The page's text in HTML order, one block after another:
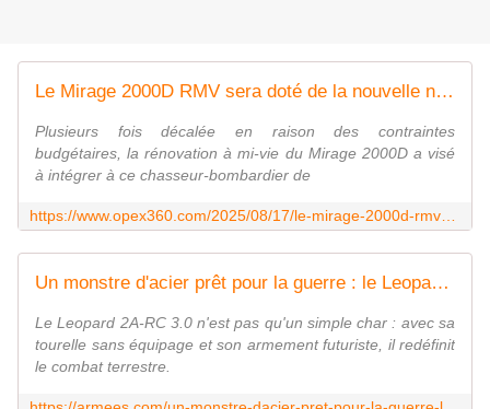
Le Mirage 2000D RMV sera doté de la nouvelle nacelle optronique TALIOS d'ici à la fin de l'année - Zone Militaire
Plusieurs fois décalée en raison des contraintes
budgétaires, la rénovation à mi-vie du Mirage 2000D a visé
à intégrer à ce chasseur-bombardier de
Un monstre d'acier prêt pour la guerre : le Leopard 2A-RC 3.0 dévoile ses secrets
Le Leopard 2A-RC 3.0 n'est pas qu'un simple char : avec sa
tourelle sans équipage et son armement futuriste, il redéfinit
le combat terrestre.